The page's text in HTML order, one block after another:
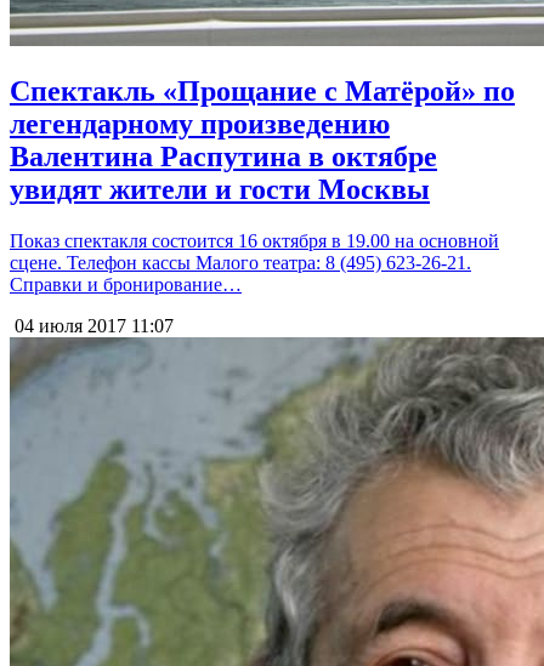
Спектакль «Прощание с Матёрой» по
легендарному произведению
Валентина Распутина в октябре
увидят жители и гости Москвы
Показ спектакля состоится 16 октября в 19.00 на основной
сцене. Телефон кассы Малого театра: 8 (495) 623-26-21.
Справки и бронирование…
04 июля 2017 11:07